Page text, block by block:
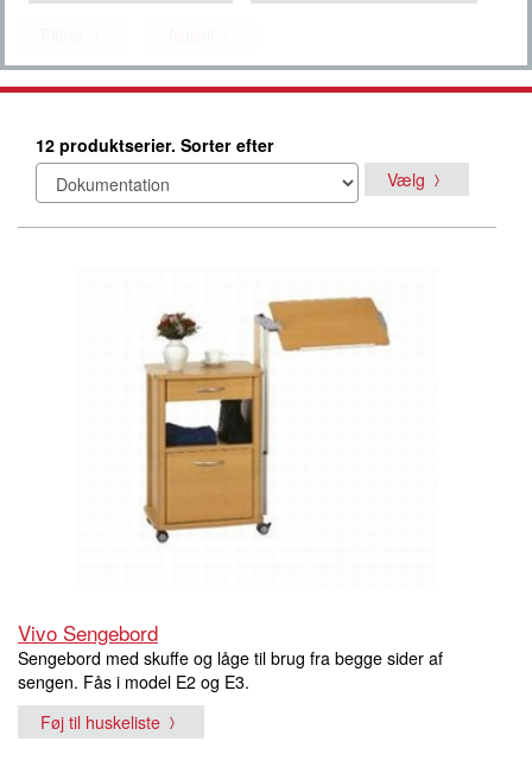
12 produktserier. Sorter efter
Vælg
Vivo Sengebord
Sengebord med skuffe og låge til brug fra begge sider af
sengen. Fås i model E2 og E3.
Føj til huskeliste